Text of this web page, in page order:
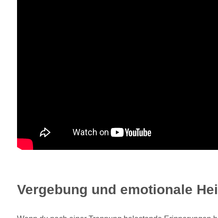
Vergebung und emotionale